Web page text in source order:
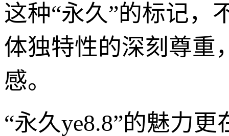
这种“永久”的标记，
体独特性的深刻尊重
感。
“永久ye8.8”的魅力